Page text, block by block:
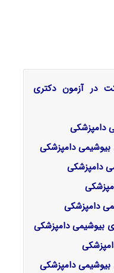
در آزمون دکتری
دامپزشکی
دامپزشکی
دامپزشکی
دامپزشکی
بیوشیمی دامپزشکی
بیوشیمی دامپزشکی